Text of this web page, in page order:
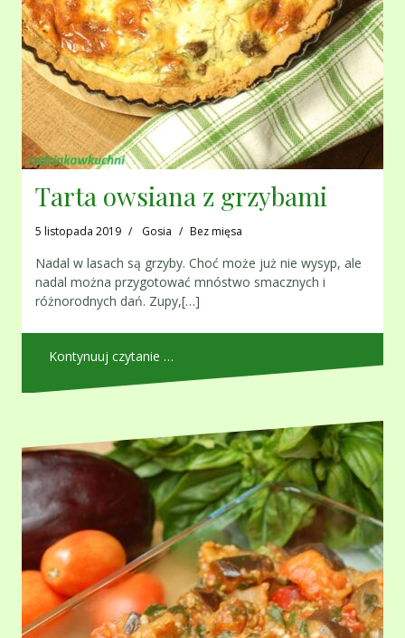
Tarta owsiana z grzybami
5 listopada 2019 Gosia Bez mięsa
Nadal w lasach są grzyby. Choć może już nie wysyp, ale
nadal można przygotować mnóstwo smacznych i
różnorodnych dań. Zupy,[…]
Kontynuuj czytanie …